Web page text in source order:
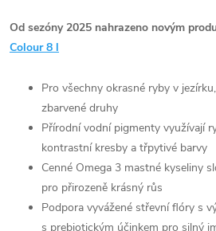
Od sezóny 2025 nahrazeno novým
Colour 8 l
Pro všechny okrasné ryby v
zbarvené druhy
Přírodní vodní pigmenty využívají
kontrastní kresby a třpytivé barvy
Cenné Omega 3 mastné kyseliny
pro přirozeně krásný růs
Podpora vyvážené střevní flóry s
s prebiotickým účinkem pro silný